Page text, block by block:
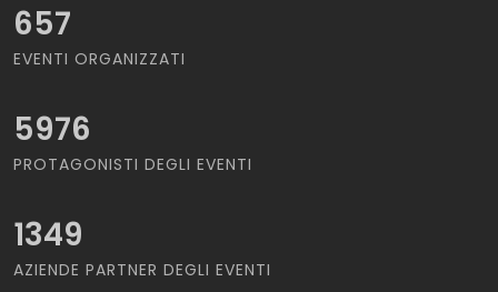
657
EVENTI ORGANIZZATI
5976
PROTAGONISTI DEGLI EVENTI
1349
AZIENDE PARTNER DEGLI EVENTI